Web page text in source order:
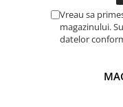
Racire/Incalzire
Statii energie portabile
Vreau sa
magazinului.
datelor